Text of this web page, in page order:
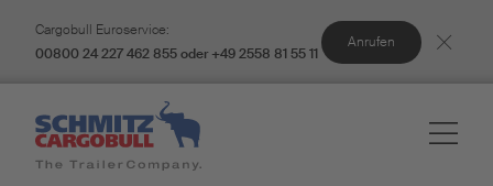
Cargobull Euroservice:
00800 24 227 462 855 oder +49 2558 81 55 11
Anrufen